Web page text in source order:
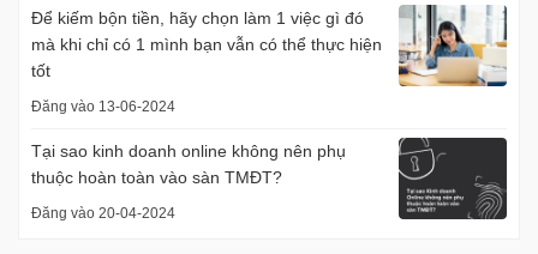
Để kiếm bộn tiền, hãy chọn làm 1 việc gì đó
mà khi chỉ có 1 mình bạn vẫn có thể thực hiện
tốt
Đăng vào 13-06-2024
Tại sao kinh doanh online không nên phụ
thuộc hoàn toàn vào sàn TMĐT?
Đăng vào 20-04-2024